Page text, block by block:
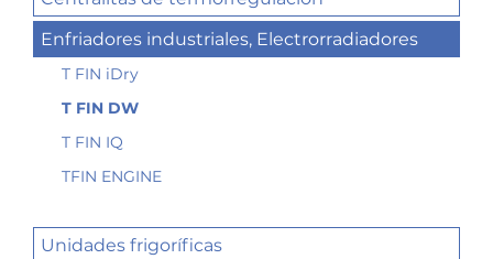
Enfriadores industriales, Electrorradiadores
T FIN iDry
T FIN DW
T FIN IQ
TFIN ENGINE
Unidades frigoríficas